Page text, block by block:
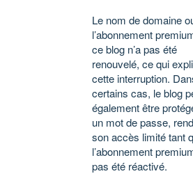
Le nom de domaine
l’abonnement
ce blog n’a pas été
renouvelé, ce qui
cette interruption.
certains cas, le blog
également être
un mot de passe,
son accès limité tant
l’abonnement
pas été réactivé.